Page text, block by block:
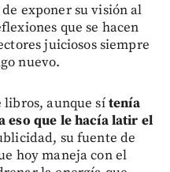
exponer su visión al
que se hacen
juiciosos siempre
nuevo.
libros, aunque sítenía
eso que le hacía latir el
su fuente de
hoy maneja con el